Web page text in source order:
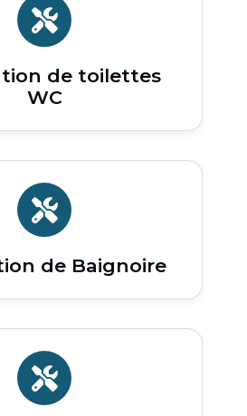
de toilettes
WC
de Baignoire